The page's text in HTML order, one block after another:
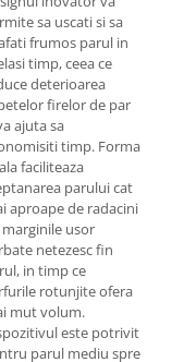
sa uscati si sa
frumos parul in
timp, ceea ce
deterioarea
firelor de par
ajuta sa
timp. Forma
faciliteaza
parului cat
aproape de radacini
marginile usor
netezesc fin
in timp ce
rotunjite ofera
mut volum.
este potrivit
parul mediu spre